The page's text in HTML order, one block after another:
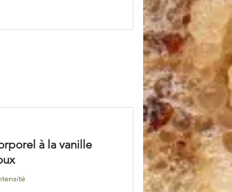
à la vanille